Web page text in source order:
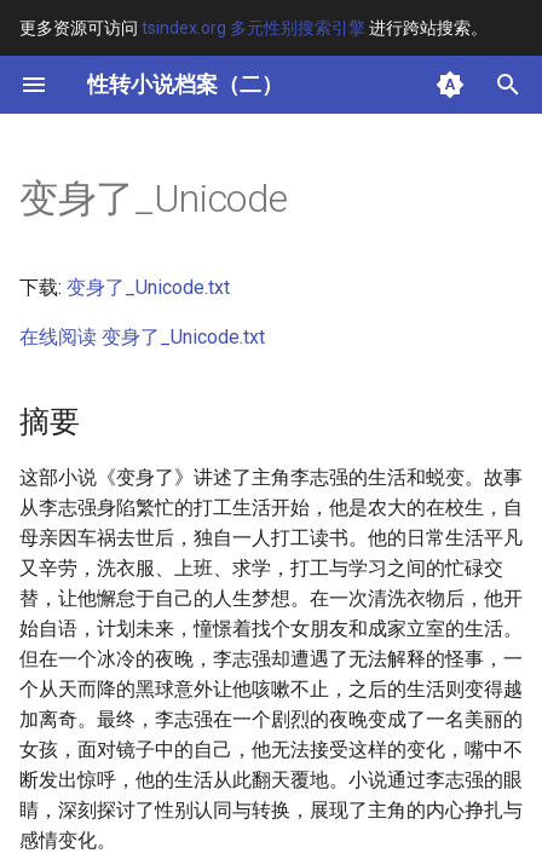
更多资源可访问 tsindex.org 多元性别搜索引擎进行跨站搜索。
性转小说档案（二）
键
开
搜
索
其他信息
正文
变身了_Unicode
下载: 变身了_Unicode.txt
在线阅读 变身了_Unicode.txt
摘要
这部小说《变身了》讲述了主角李志强的生活和蜕变。故事
从李志强身陷繁忙的打工生活开始，他是农大的在校生，自
母亲因车祸去世后，独自一人打工读书。他的日常生活平凡
又辛劳，洗衣服、上班、求学，打工与学习之间的忙碌交
替，让他懈怠于自己的人生梦想。在一次清洗衣物后，他开
始自语，计划未来，憧憬着找个女朋友和成家立室的生活。
但在一个冰冷的夜晚，李志强却遭遇了无法解释的怪事，一
个从天而降的黑球意外让他咳嗽不止，之后的生活则变得越
加离奇。最终，李志强在一个剧烈的夜晚变成了一名美丽的
女孩，面对镜子中的自己，他无法接受这样的变化，嘴中不
断发出惊呼，他的生活从此翻天覆地。小说通过李志强的眼
睛，深刻探讨了性别认同与转换，展现了主角的内心挣扎与
感情变化。